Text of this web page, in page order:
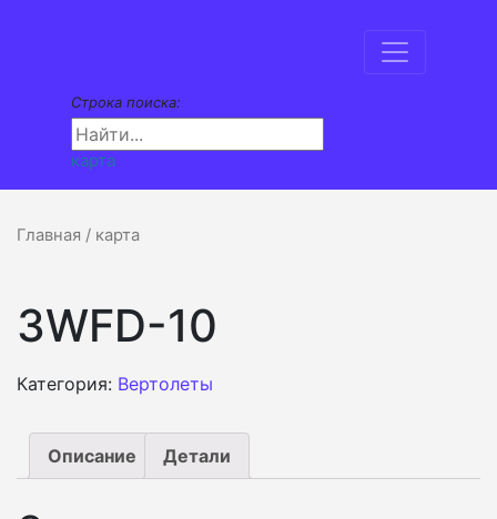
Строка поиска:
карта
Главная / карта
3WFD-10
Категория: Вертолеты
Описание Детали